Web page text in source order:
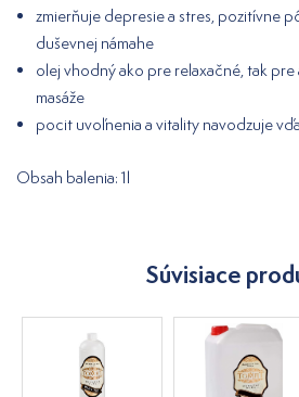
zmierňuje depresie a stres, pozitívne
duševnej námahe
olej vhodný ako pre relaxačné, tak
masáže
pocit uvoľnenia a vitality navodzuje
Obsah balenia: 1l
Súvisiace